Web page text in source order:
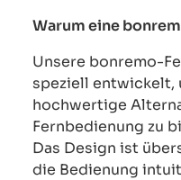
Warum eine
Unsere bonremo-
speziell entwickelt,
hochwertige
Fernbedienung zu
Das Design ist
die Bedienung